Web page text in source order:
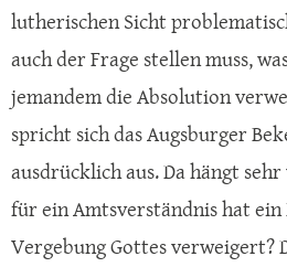
lutherischen Sicht
auch der Frage stellen muss,
jemandem die Absolution
spricht sich das Augsburger
ausdrücklich aus. Da hängt
für ein Amtsverständnis hat
Vergebung Gottes verweigert?